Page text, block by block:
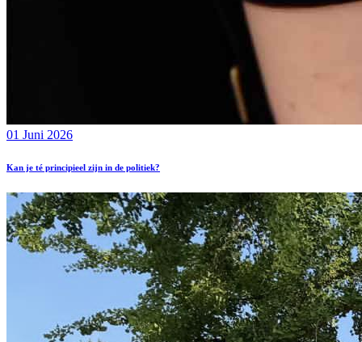
01 Juni 2026
Kan je té principieel zijn in de politiek?